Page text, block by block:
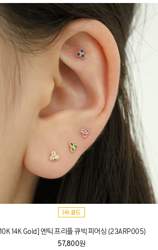
[10K 14K Gold] 엔틱 프리플 큐빅 피어싱 (23ARP005)
57,800원